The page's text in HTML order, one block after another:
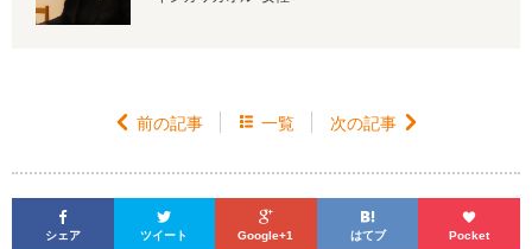
 前の記事  一覧 次の記事 

シェア

ツイート

Google+1

はてブ

Pocket